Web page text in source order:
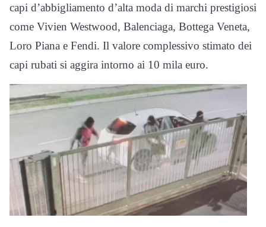
capi d’abbigliamento d’alta moda di marchi prestigiosi
come Vivien Westwood, Balenciaga, Bottega Veneta,
Loro Piana e Fendi. Il valore complessivo stimato dei
capi rubati si aggira intorno ai 10 mila euro.